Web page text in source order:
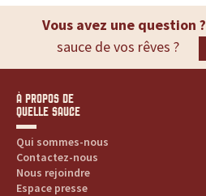
Vous avez une question ?
sauce de vos rêves ?
À PROPOS DE
QUELLE SAUCE
Qui sommes-nous
Contactez-nous
Nous rejoindre
Espace presse